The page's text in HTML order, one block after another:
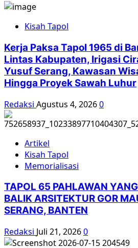
Internasional
Kisah Tapol
Kerja Paksa Tapol 1965 di
Lintas Kabupaten, Irigasi
Yusuf Serang, Kawasan
Hingga Proyek Sawah Luhur
Redaksi Agustus 4, 20260
Artikel
Kisah Tapol
Memorialisasi
TAPOL 65 PAHLAWAN
BALIK ARSITEKTUR GOR
SERANG, BANTEN
Redaksi Juli 21, 20260